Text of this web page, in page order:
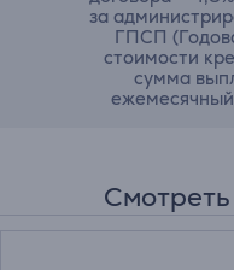
за
ГПСП
стоимости
сумма